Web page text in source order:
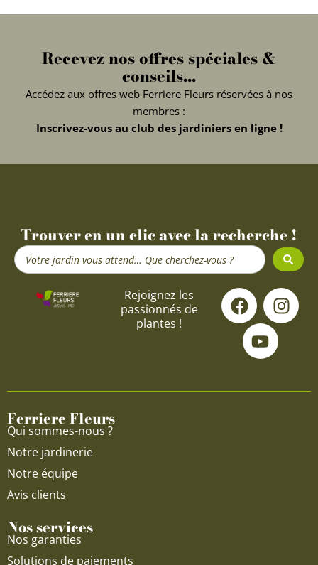
Recevez nos offres spéciales &
conseils...
Accédez aux offres web Ferriere Fleurs réservées à nos
membres :
Inscrivez-vous au club des jardiniers en ligne !
Trouver en un clic avec la recherche !
Search
...
Rejoignez les
passionnés de
plantes !
F
a
c
e
o
I
n
s
g
Y
o
u
t
u
b
Ferriere Fleurs
Qui sommes-nous ?
Notre jardinerie
Notre équipe
Avis clients
Nos services
Nos garanties
Solutions de paiements